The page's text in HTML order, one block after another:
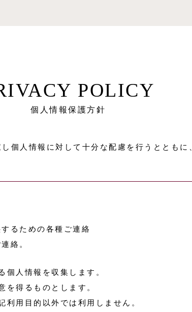
POLICY
個人情報保護方針
個人情報に対して十分な配慮を行うとともに
るための各種ご連絡
絡。
個人情報を収集します。
を得るものとします。
用目的以外では利用しません。